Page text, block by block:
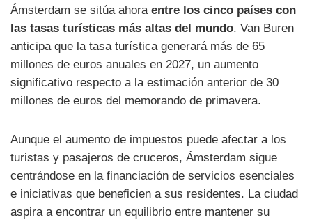
Ámsterdam se sitúa ahora entre los cinco países con
las tasas turísticas más altas del mundo. Van Buren
anticipa que la tasa turística generará más de 65
millones de euros anuales en 2027, un aumento
significativo respecto a la estimación anterior de 30
millones de euros del memorando de primavera.
Aunque el aumento de impuestos puede afectar a los
turistas y pasajeros de cruceros, Ámsterdam sigue
centrándose en la financiación de servicios esenciales
e iniciativas que beneficien a sus residentes. La ciudad
aspira a encontrar un equilibrio entre mantener su